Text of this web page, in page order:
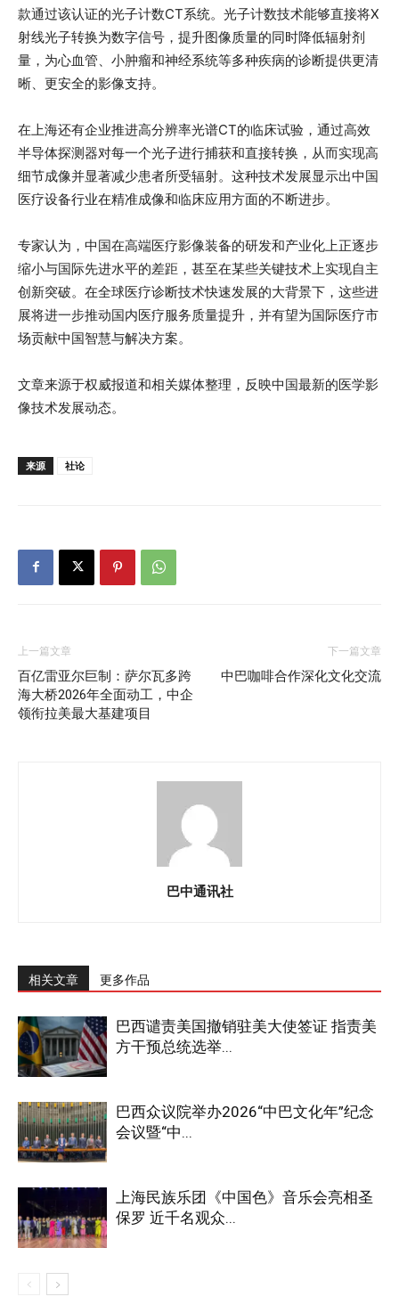
款通过该认证的光子计数CT系统。光子计数技术能够直接将X
射线光子转换为数字信号，提升图像质量的同时降低辐射剂
量，为心血管、小肿瘤和神经系统等多种疾病的诊断提供更清
晰、更安全的影像支持。
在上海还有企业推进高分辨率光谱CT的临床试验，通过高效
半导体探测器对每一个光子进行捕获和直接转换，从而实现高
细节成像并显著减少患者所受辐射。这种技术发展显示出中国
医疗设备行业在精准成像和临床应用方面的不断进步。
专家认为，中国在高端医疗影像装备的研发和产业化上正逐步
缩小与国际先进水平的差距，甚至在某些关键技术上实现自主
创新突破。在全球医疗诊断技术快速发展的大背景下，这些进
展将进一步推动国内医疗服务质量提升，并有望为国际医疗市
场贡献中国智慧与解决方案。
文章来源于权威报道和相关媒体整理，反映中国最新的医学影
像技术发展动态。
来源 社论
上一篇文章
百亿雷亚尔巨制：萨尔瓦多跨
海大桥2026年全面动工，中企
领衔拉美最大基建项目
下一篇文章
中巴咖啡合作深化文化交流
巴中通讯社
相关文章 更多作品
巴西谴责美国撤销驻美大使签证 指责美
方干预总统选举...
巴西众议院举办2026“中巴文化年”纪念
会议暨“中...
上海民族乐团《中国色》音乐会亮相圣
保罗 近千名观众...